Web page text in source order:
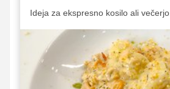
Ideja za ekspresno kosilo ali večerjo.